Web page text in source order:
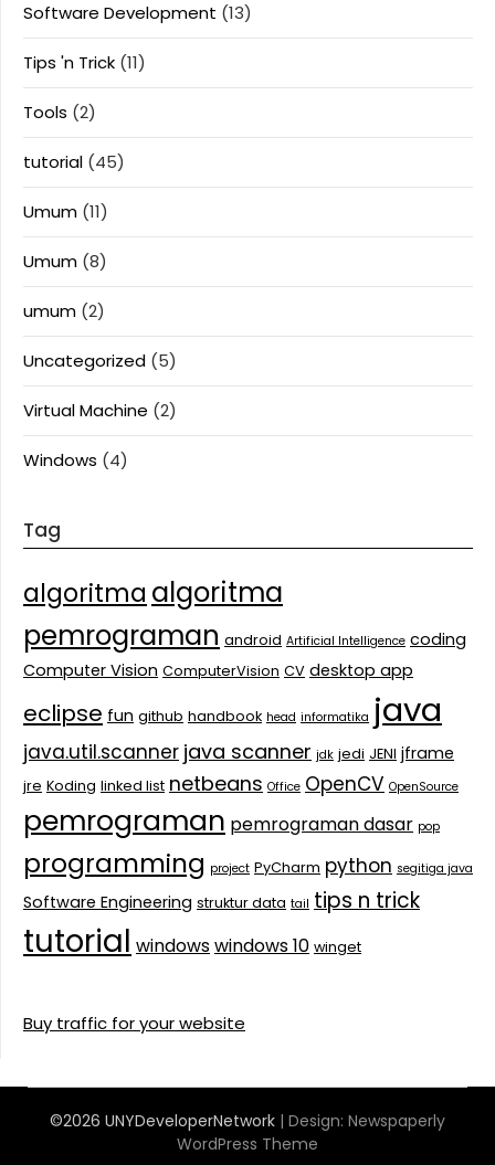
Software Development (13)
Tips 'n Trick (11)
Tools (2)
tutorial (45)
Umum (11)
Umum (8)
umum (2)
Uncategorized (5)
Virtual Machine (2)
Windows (4)
Tag
algoritma algoritma
pemrograman android Artificial Intelligence coding
Computer Vision ComputerVision CV desktop app
eclipse fun github handbook head informatika java
java.util.scanner java scanner jdk jedi JENI jframe
jre Koding linked list netbeans Office OpenCV OpenSource
pemrograman pemrograman dasar pop
programming project PyCharm python segitiga java
Software Engineering struktur data tail tips n trick
tutorial windowswindows 10 winget
Buy traffic for your website
©2026 UNYDeveloperNetwork | Design: Newspaperly
WordPress Theme